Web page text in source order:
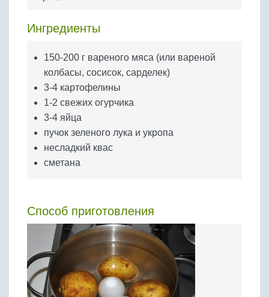
Яйца
Ингредиенты
150-200 г вареного мяса (или вареной
колбасы, сосисок, сарделек)
3-4 картофелины
1-2 свежих огурчика
3-4 яйца
пучок зеленого лука и укропа
несладкий квас
сметана
Способ приготовления